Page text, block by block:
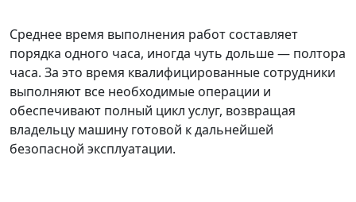
Среднее время выполнения работ составляет
порядка одного часа, иногда чуть дольше — полтора
часа. За это время квалифицированные сотрудники
выполняют все необходимые операции и
обеспечивают полный цикл услуг, возвращая
владельцу машину готовой к дальнейшей
безопасной эксплуатации.